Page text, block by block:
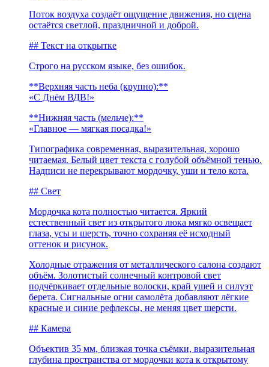
Поток воздуха создаёт ощущение движения, но сцена
остаётся светлой, праздничной и доброй.
## Текст на открытке
Строго на русском языке, без ошибок.
**Верхняя часть неба (крупно):**
«С Днём ВДВ!»
**Нижняя часть (мельче):**
«Главное — мягкая посадка!»
Типографика современная, выразительная, хорошо
читаемая. Белый цвет текста с голубой объёмной тенью.
Надписи не перекрывают мордочку, уши и тело кота.
## Свет
Мордочка кота полностью читается. Яркий
естественный свет из открытого люка мягко освещает
глаза, усы и шерсть, точно сохраняя её исходный
оттенок и рисунок.
Холодные отражения от металлического салона создают
объём. Золотистый солнечный контровой свет
подчёркивает отдельные волоски, край ушей и силуэт
берета. Сигнальные огни самолёта добавляют лёгкие
красные и синие рефлексы, не меняя цвет шерсти.
## Камера
Объектив 35 мм, близкая точка съёмки, выразительная
глубина пространства от мордочки кота к открытому